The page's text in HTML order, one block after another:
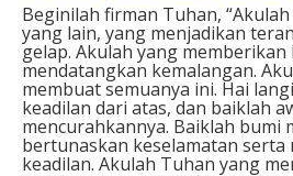
Beginilah firman Tuhan,
yang lain, yang menjadikan
gelap. Akulah yang
mendatangkan kemalangan.
membuat semuanya ini. Hai
keadilan dari atas, dan baiklah
mencurahkannya. Baiklah bumi
bertunaskan keselamatan serta
keadilan. Akulah Tuhan yang